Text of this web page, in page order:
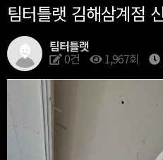
팀터틀랫 김해삼계점
팀터틀랫
0건 1,967회